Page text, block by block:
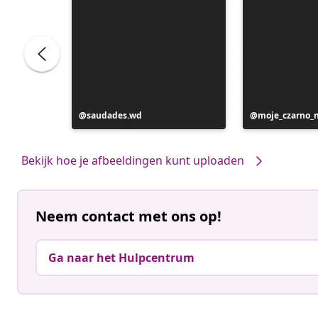
Bericht
gepubliceerd
saudades.wd
Bericht
gepubliceerd
Bekijk hoe je afbeeldingen kunt uploaden
Neem contact met ons op!
Ga naar het Hulpcentrum